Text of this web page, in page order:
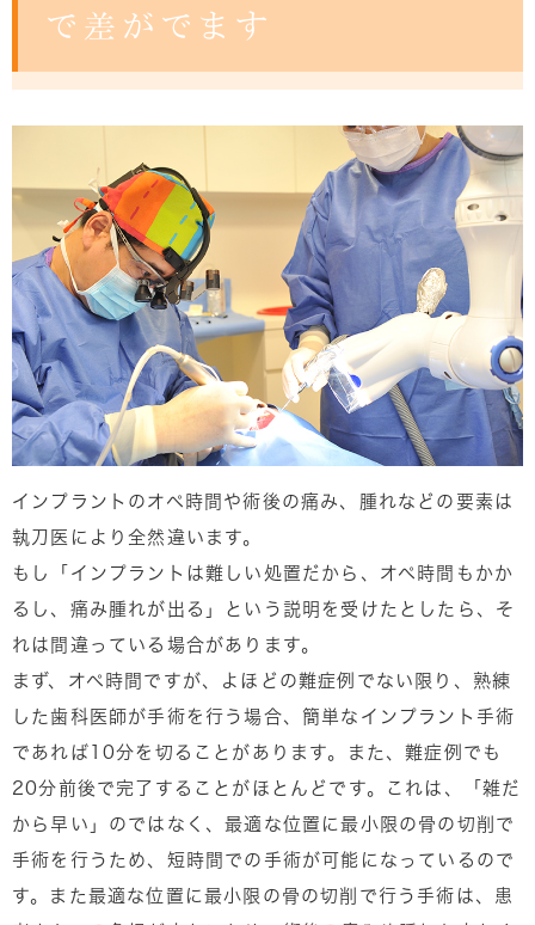
で差がでます
インプラントのオペ時間や術後の痛み、腫れなどの要素は
執刀医により全然違います。
もし「インプラントは難しい処置だから、オペ時間もかか
るし、痛み腫れが出る」という説明を受けたとしたら、そ
れは間違っている場合があります。
まず、オペ時間ですが、よほどの難症例でない限り、熟練
した歯科医師が手術を行う場合、簡単なインプラント手術
であれば10分を切ることがあります。また、難症例でも
20分前後で完了することがほとんどです。これは、「雑だ
から早い」のではなく、最適な位置に最小限の骨の切削で
手術を行うため、短時間での手術が可能になっているので
す。また最適な位置に最小限の骨の切削で行う手術は、患